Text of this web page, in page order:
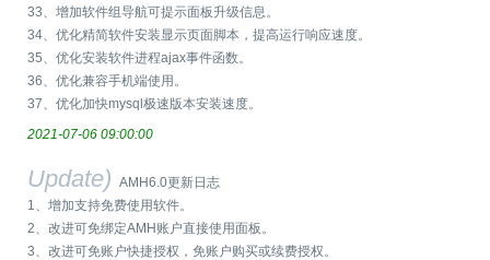
33、增加软件组导航可提示面板升级信息。
34、优化精简软件安装显示页面脚本，提高运行响应速度。
35、优化安装软件进程ajax事件函数。
36、优化兼容手机端使用。
37、优化加快mysql极速版本安装速度。
2021-07-06 09:00:00
Update) AMH6.0更新日志
1、增加支持免费使用软件。
2、改进可免绑定AMH账户直接使用面板。
3、改进可免账户快捷授权，免账户购买或续费授权。